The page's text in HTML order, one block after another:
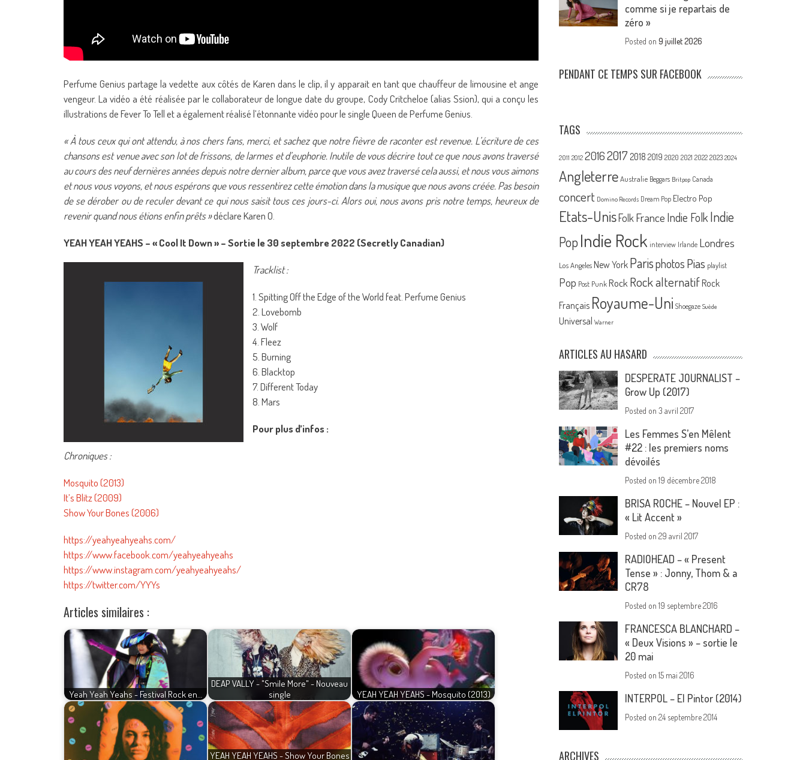
Perfume Genius partage la vedette aux côtés de Karen dans le clip, il y apparait en tant que chauffeur de limousine et ange
vengeur. La vidéo a été réalisée par le collaborateur de longue date du groupe, Cody Critcheloe (alias Ssion), qui a conçu les
illustrations de Fever To Tell et a également réalisé l’étonnante vidéo pour le single Queen de Perfume Genius.
« À tous ceux qui ont attendu, à nos chers fans, merci, et sachez que notre fièvre de raconter est revenue. L’écriture de ces
chansons est venue avec son lot de frissons, de larmes et d’euphorie. Inutile de vous décrire tout ce que nous avons traversé
au cours des neuf dernières années depuis notre dernier album, parce que vous avez traversé cela aussi, et nous vous aimons
et nous vous voyons, et nous espérons que vous ressentirez cette émotion dans la musique que nous avons créée. Pas besoin
de se dérober ou de reculer devant ce qui nous saisit tous ces jours-ci. Alors oui, nous avons pris notre temps, heureux de
revenir quand nous étions enfin prêts »déclare Karen O.
YEAH YEAH YEAHS – « Cool It Down » – Sortie le 30 septembre 2022 (Secretly Canadian)
Tracklist :
1. Spitting Off the Edge of the World feat. Perfume Genius
2. Lovebomb
3. Wolf
4. Fleez
5. Burning
6. Blacktop
7. Different Today
8. Mars
Pour plus d’infos :
Chroniques :
Mosquito (2013)
It’s Blitz (2009)
Show Your Bones (2006)
https://yeahyeahyeahs.com/
https://www.facebook.com/yeahyeahyeahs
https://www.instagram.com/yeahyeahyeahs/
https://twitter.com/YYYs
Articles similaires :
Yeah Yeah Yeahs - Festival Rock en…
DEAP VALLY - "Smile More" - Nouveau
single
YEAH YEAH YEAHS - Mosquito (2013)
YEAH YEAH YEAHS - Show Your Bones
comme si je repartais de
zéro »
Posted on9 juillet 2026
PENDANT CE TEMPS SUR FACEBOOK
TAGS
2011 2012 20162017 2018 2019 2020 2021 2022 2023 2024
Angleterre Australie Beggars Britpop Canada
concert Domino Records Dream Pop Electro Pop
Etats-UnisFolk France Indie FolkIndie
PopIndie Rock interview Irlande Londres
Los Angeles New York Parisphotos Pias playlist
Pop Post Punk Rock Rock alternatif Rock
Français Royaume-Uni Shoegaze Suède
Universal Warner
ARTICLES AU HASARD
DESPERATE JOURNALIST –
Grow Up (2017)
Posted on3 avril 2017
Les Femmes S’en Mêlent
#22 : les premiers noms
dévoilés
Posted on19 décembre 2018
BRISA ROCHE – Nouvel EP :
« Lit Accent »
Posted on29 avril 2017
RADIOHEAD – « Present
Tense » : Jonny, Thom & a
CR78
Posted on19 septembre 2016
FRANCESCA BLANCHARD –
« Deux Visions » – sortie le
20 mai
Posted on15 mai 2016
INTERPOL – El Pintor (2014)
Posted on24 septembre 2014
ARCHIVES